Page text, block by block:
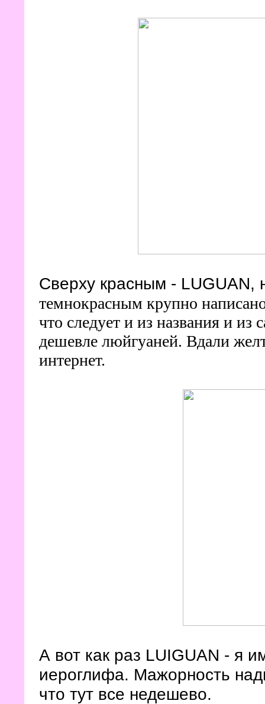
Сверху красным - LUGUAN,
темнокрасным крупно
что следует и из названия и из
дешевле люйгуаней. Вдали
интернет.
А вот как раз LUIGUAN - я
иероглифа. Мажорность
что тут все недешево.